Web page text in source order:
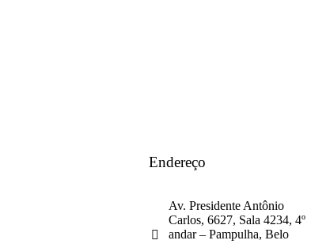
Endereço
Av. Presidente Antônio
Carlos, 6627, Sala 4234, 4º
andar – Pampulha, Belo